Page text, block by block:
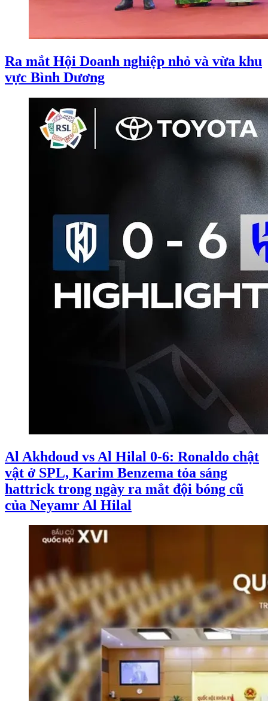
Ra mắt Hội Doanh nghiệp nhỏ và vừa khu
vực Bình Dương
Al Akhdoud vs Al Hilal 0-6: Ronaldo chật
vật ở SPL, Karim Benzema tỏa sáng
hattrick trong ngày ra mắt đội bóng cũ
của Neyamr Al Hilal